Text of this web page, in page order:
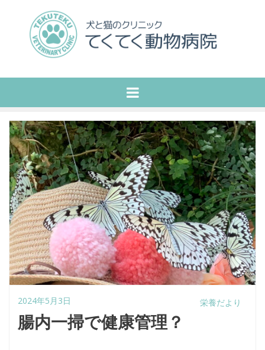
栄養だより
2024年5月3日
腸内一掃で健康管理？